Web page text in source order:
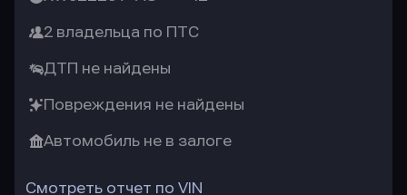
2 владельца по ПТС
ДТП не найдены
Повреждения не найдены
Автомобиль не в залоге
Смотреть отчет по VIN